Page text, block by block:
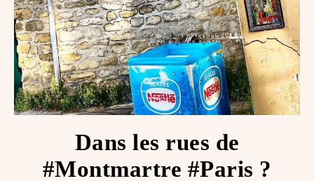
Dans les rues de
#Montmartre #Paris ?